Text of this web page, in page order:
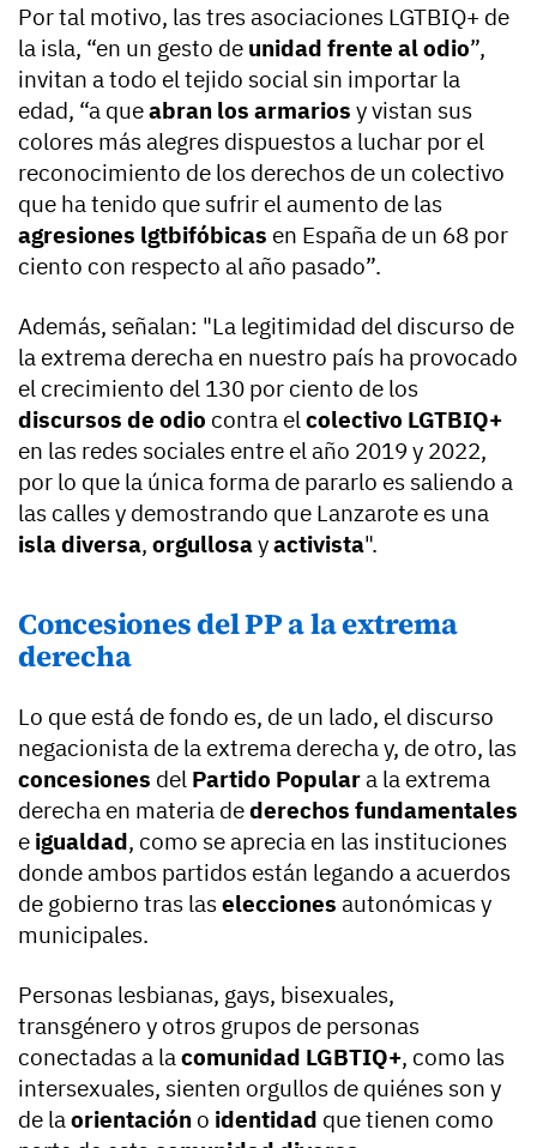
Por tal motivo, las tres asociaciones LGTBIQ+ de
la isla, “en un gesto de unidad frente al odio”,
invitan a todo el tejido social sin importar la
edad, “a queabran los armarios y vistan sus
colores más alegres dispuestos a luchar por el
reconocimiento de los derechos de un colectivo
que ha tenido que sufrir el aumento de las
agresiones lgtbifóbicas en España de un 68 por
ciento con respecto al año pasado”.
Además, señalan: "La legitimidad del discurso de
la extrema derecha en nuestro país ha provocado
el crecimiento del 130 por ciento de los
discursos de odio contra elcolectivo LGTBIQ+
en las redes sociales entre el año 2019 y 2022,
por lo que la única forma de pararlo es saliendo a
las calles y demostrando que Lanzarote es una
isla diversa, orgullosayactivista".
Concesiones del PP a la extrema
derecha
Lo que está de fondo es, de un lado, el discurso
negacionista de la extrema derecha y, de otro, las
concesiones del Partido Populara la extrema
derecha en materia dederechos fundamentales
e igualdad, como se aprecia en las instituciones
donde ambos partidos están legando a acuerdos
de gobierno tras laselecciones autonómicas y
municipales.
Personas lesbianas, gays, bisexuales,
transgénero y otros grupos de personas
conectadas a lacomunidad LGBTIQ+, como las
intersexuales, sienten orgullos de quiénes son y
de laorientación o identidad que tienen como